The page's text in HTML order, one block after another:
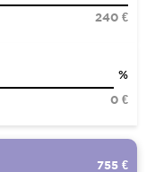
240 €
%
0 €
755 €